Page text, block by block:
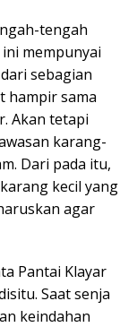
tengah
mempunyai
sebagian
hampir sama
Akan tetapi
karang-
Dari pada itu,
kecil yang
agar
Pantai Klayar
Saat senja
keindahan